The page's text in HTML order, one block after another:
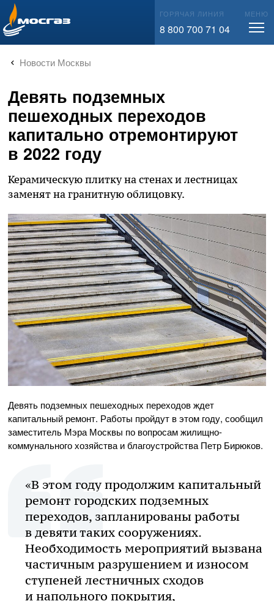
info@mos-gaz.ru ГОРЯЧАЯ ЛИНИЯ
8 800 700 71 04
МЕНЮ
Новости Москвы
Девять подземных
пешеходных переходов
капитально отремонтируют
в 2022 году
Керамическую плитку на стенах и лестницах
заменят на гранитную облицовку.
Девять подземных пешеходных переходов ждет
капитальный ремонт. Работы пройдут в этом году, сообщил
заместитель Мэра Москвы по вопросам жилищно-
коммунального хозяйства и благоустройства Петр Бирюков.
«В этом году продолжим капитальный
ремонт городских подземных
переходов, запланированы работы
в девяти таких сооружениях.
Необходимость мероприятий вызвана
частичным разрушением и износом
ступеней лестничных сходов
и напольного покрытия,